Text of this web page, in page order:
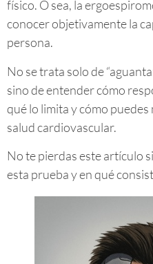
físico. O sea, la
conocer objetivamente la
persona.
No se trata solo de
sino de entender cómo
qué lo limita y cómo
salud cardiovascular.
No te pierdas este artículo
esta prueba y en qué